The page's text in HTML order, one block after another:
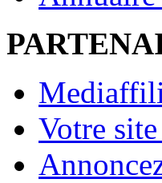
Votre